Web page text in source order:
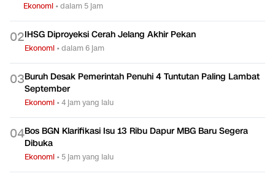
Ekonomi •dalam 5 jam
02IHSG Diproyeksi Cerah Jelang Akhir Pekan
Ekonomi •dalam 6 jam
03Buruh Desak Pemerintah Penuhi 4 Tuntutan Paling Lambat
September
Ekonomi •4 jam yang lalu
04Bos BGN Klarifikasi Isu 13 Ribu Dapur MBG Baru Segera
Dibuka
Ekonomi • 5 jam yang lalu